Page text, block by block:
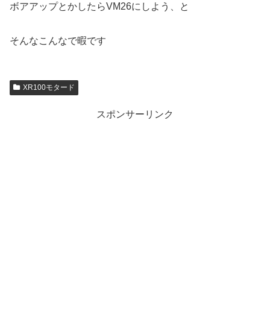
ボアアップとかしたらVM26にしよう、と
そんなこんなで暇です
XR100モタード
スポンサーリンク